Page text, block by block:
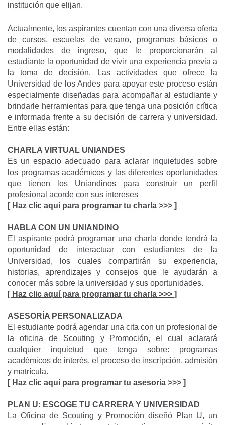
institución que elijan.
Actualmente, los aspirantes cuentan con una diversa oferta
de cursos, escuelas de verano, programas básicos o
modalidades de ingreso, que le proporcionarán al
estudiante la oportunidad de vivir una experiencia previa a
la toma de decisión. Las actividades que ofrece la
Universidad de los Andes para apoyar este proceso están
especialmente diseñadas para acompañar al estudiante y
brindarle herramientas para que tenga una posición crítica
e informada frente a su decisión de carrera y universidad.
Entre ellas están:
CHARLA VIRTUAL UNIANDES
Es un espacio adecuado para aclarar inquietudes sobre
los programas académicos y las diferentes oportunidades
que tienen los Uniandinos para construir un perfil
profesional acorde con sus intereses
[ Haz clic aquí para programar tu charla >>> ]
HABLA CON UN UNIANDINO
El aspirante podrá programar una charla donde tendrá la
oportunidad de interactuar con estudiantes de la
Universidad, los cuales compartirán su experiencia,
historias, aprendizajes y consejos que le ayudarán a
conocer más sobre la universidad y sus oportunidades.
[ Haz clic aquí para programar tu charla >>> ]
ASESORÍA PERSONALIZADA
El estudiante podrá agendar una cita con un profesional de
la oficina de Scouting y Promoción, el cual aclarará
cualquier inquietud que tenga sobre: programas
académicos de interés, el proceso de inscripción, admisión
y matrícula.
[ Haz clic aquí para programar tu asesoría >>> ]
PLAN U: ESCOGE TU CARRERA Y UNIVERSIDAD
La Oficina de Scouting y Promoción diseñó Plan U, un